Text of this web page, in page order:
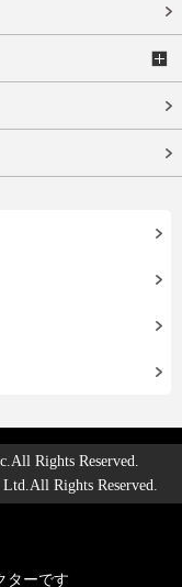
Rights Reserved.
Rights Reserved.
ターです